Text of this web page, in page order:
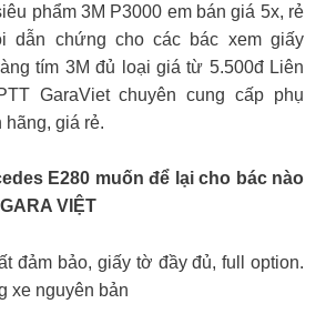
phẩm 3M P3000 em bán giá 5x, rẻ
dẫn chứng cho các bác xem giấy
tím 3M đủ loại giá từ 5.500đ Liên
GaraViet chuyên cung cấp phụ
hãng, giá rẻ.
E280 muốn để lại cho bác nào
VIỆT
đảm bảo, giấy tờ đầy đủ, full option.
xe nguyên bản